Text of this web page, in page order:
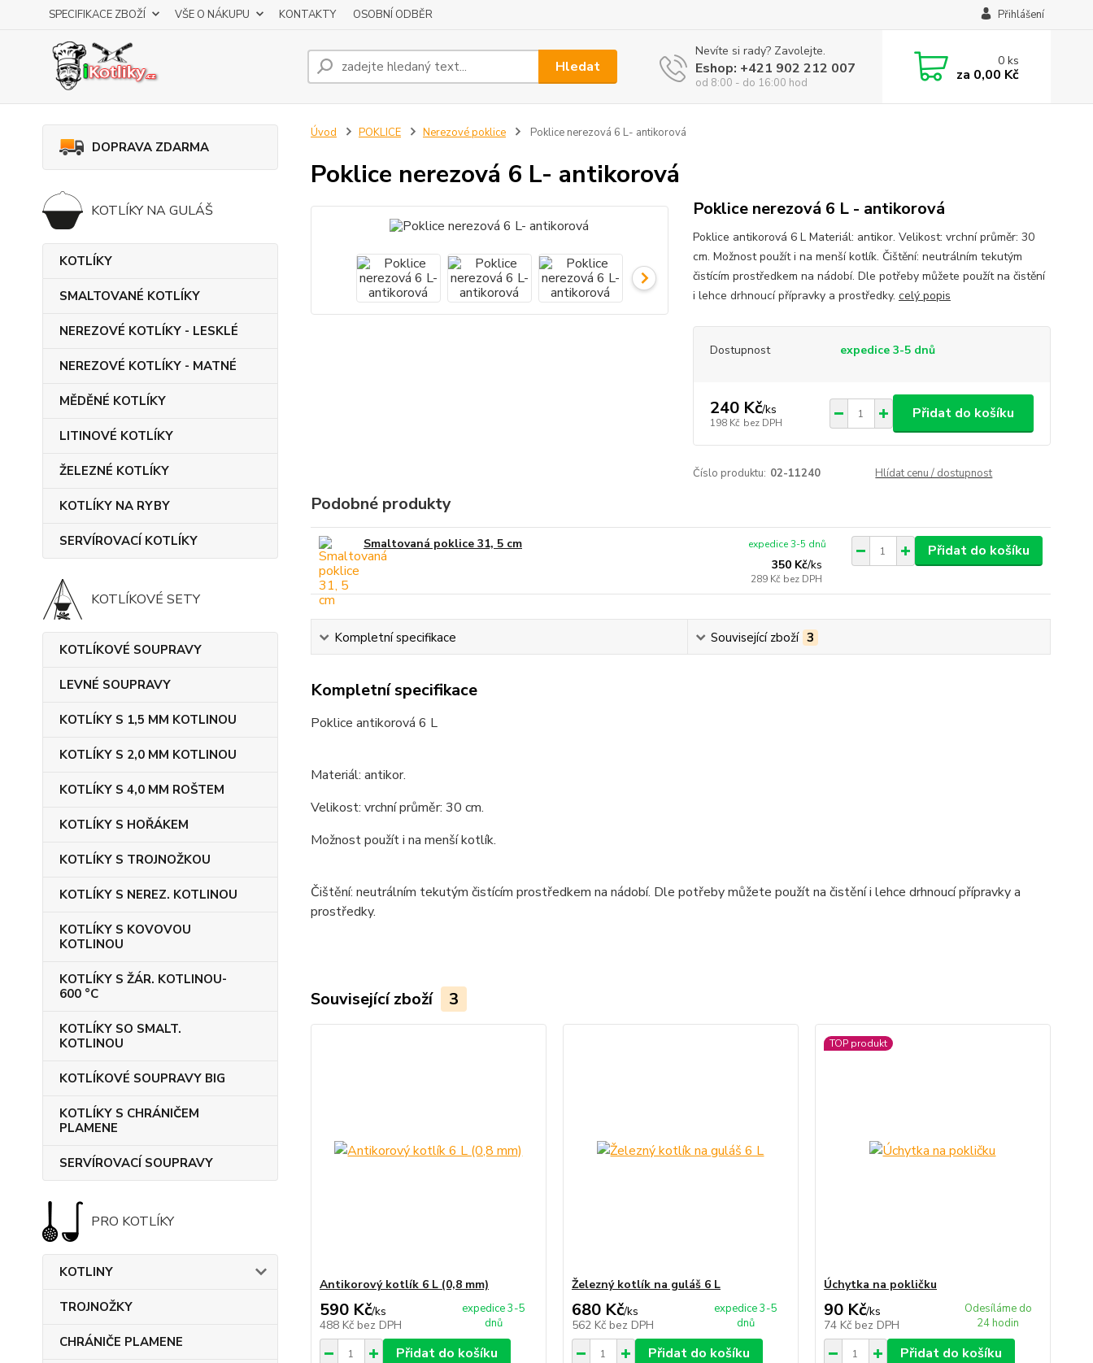
SPECIFIKACE ZBOŽÍ VŠE O NÁKUPU KONTAKTY OSOBNÍ ODBĚR Přihlášení
Hledat
Nevíte si rady? Zavolejte.
Eshop: +421 902 212 007
od 8:00 - do 16:00 hod
0ks
za 0,00 Kč
DOPRAVA ZDARMA
KOTLÍKY NA GULÁŠ
KOTLÍKY
SMALTOVANÉ KOTLÍKY
NEREZOVÉ KOTLÍKY - LESKLÉ
NEREZOVÉ KOTLÍKY - MATNÉ
MĚDĚNÉ KOTLÍKY
LITINOVÉ KOTLÍKY
ŽELEZNÉ KOTLÍKY
KOTLÍKY NA RYBY
SERVÍROVACÍ KOTLÍKY
KOTLÍKOVÉ SETY
KOTLÍKOVÉ SOUPRAVY
LEVNÉ SOUPRAVY
KOTLÍKY S 1,5 MM KOTLINOU
KOTLÍKY S 2,0 MM KOTLINOU
KOTLÍKY S 4,0 MM ROŠTEM
KOTLÍKY S HOŘÁKEM
KOTLÍKY S TROJNOŽKOU
KOTLÍKY S NEREZ. KOTLINOU
KOTLÍKY S KOVOVOU
KOTLINOU
KOTLÍKY S ŽÁR. KOTLINOU-
600 °C
KOTLÍKY SO SMALT.
KOTLINOU
KOTLÍKOVÉ SOUPRAVY BIG
KOTLÍKY S CHRÁNIČEM
PLAMENE
SERVÍROVACÍ SOUPRAVY
PRO KOTLÍKY
KOTLINY
TROJNOŽKY
CHRÁNIČE PLAMENE
Úvod POKLICE Nerezové poklice Poklice nerezová 6 L- antikorová
Poklice nerezová 6 L- antikorová
Poklice nerezová 6 L - antikorová
Poklice antikorová 6 L Materiál: antikor. Velikost: vrchní průměr: 30
cm. Možnost použít i na menší kotlík. Čištění: neutrálním tekutým
čistícím prostředkem na nádobí. Dle potřeby můžete použít na čistění
i lehce drhnoucí přípravky a prostředky. celý popis
Dostupnost expedice 3-5 dnů
240 Kč/ks
198 Kč bez DPH
Přidat do košíku
Číslo produktu: 02-11240 Hlídat cenu / dostupnost
Podobné produkty
Smaltovaná poklice 31, 5 cm
350 Kč/ks
289 Kč bez DPH
expedice 3-5 dnů Přidat do košíku
Kompletní specifikace Související zboží 3
Kompletní specifikace
Poklice antikorová 6 L
Materiál: antikor.
Velikost: vrchní průměr: 30 cm.
Možnost použít i na menší kotlík.
Čištění: neutrálním tekutým čistícím prostředkem na nádobí. Dle potřeby můžete použít na čistění i lehce drhnoucí přípravky a
prostředky.
Související zboží 3
Antikorový kotlík 6 L (0,8 mm)
590 Kč/ks
488 Kč bez DPH
expedice 3-5
dnů
Přidat do košíku
Železný kotlík na guláš 6 L
680 Kč/ks
562 Kč bez DPH
expedice 3-5
dnů
Přidat do košíku
TOP produkt
Úchytka na pokličku
90 Kč/ks
74 Kč bez DPH
Odesíláme do
24 hodin
Přidat do košíku